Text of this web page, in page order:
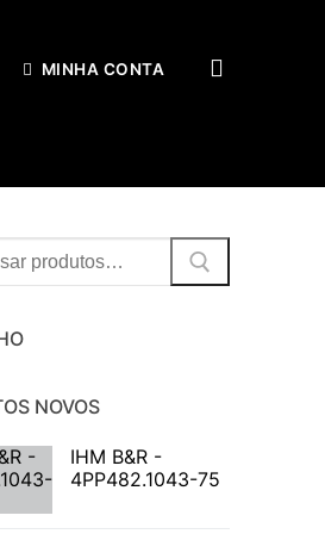
MINHA CONTA
NOVOS
IHM B&R -
4PP482.1043-75